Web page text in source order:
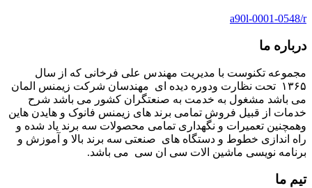
a90l-0001-0548/r
درباره ما
مجموعه تکنوست با مدیریت مهندس علی فرخانی که از سال
۱۳۶۵ تحت نظارت ودوره دیده ای مهندسان شرکت زیمنس المان
می باشد مشغول به خدمت به صنعتگران کشور می باشد شرح
خدمات از قبیل فروش تمامی برند های زیمنس فانوک و هایدن هاین
وهمچنین تعمیرات و نگهداری تمامی محصولات سه برند یاد شده و
راه اندازی خطوط و دستگاه های صنعتی سه برند بالا و آموزش و
برنامه نویسی ماشین الات سی ان سی می باشد.
تیم ما